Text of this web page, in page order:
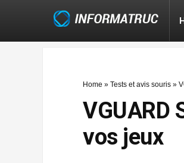
Home » Tests et avis souris »
VGUARD
vos jeux